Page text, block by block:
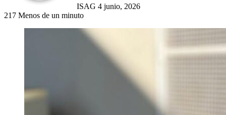
ISAG 4 junio, 2026
217 Menos de un minuto